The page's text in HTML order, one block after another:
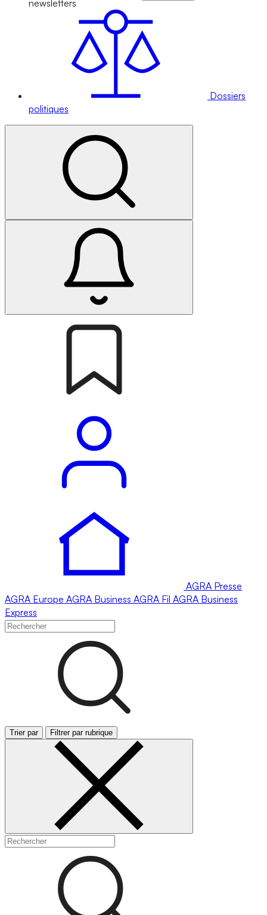
newsletters
Dossiers
politiques
AGRA Presse
AGRA Europe AGRA Business AGRA Fil AGRA Business
Express
Trier par Filtrer par rubrique